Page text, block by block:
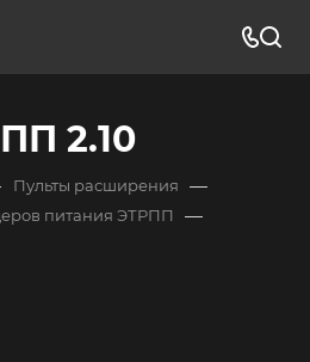
2.10
Пульты расширения —
питания ЭТРПП —